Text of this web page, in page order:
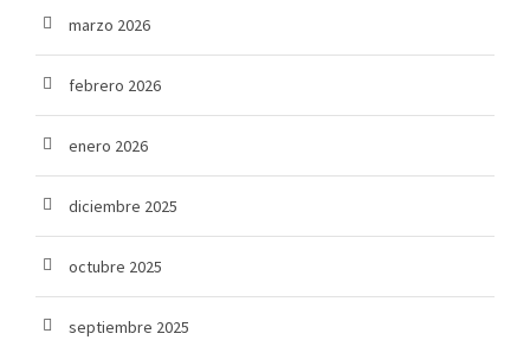
marzo 2026
febrero 2026
enero 2026
diciembre 2025
octubre 2025
septiembre 2025